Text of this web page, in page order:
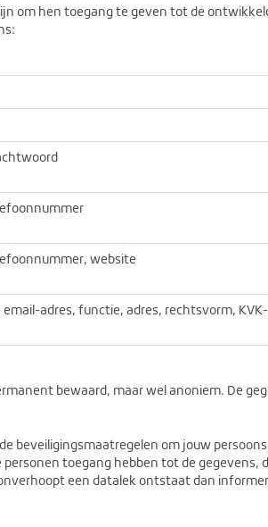
om hen toegang te geven tot de
website
adres, functie, adres, rechtsvorm,
bewaard, maar wel anoniem. De
beveiligingsmaatregelen om jouw
toegang hebben tot de gegevens,
een datalek ontstaat dan